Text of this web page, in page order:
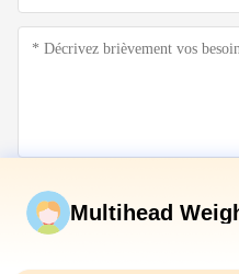
Multihead